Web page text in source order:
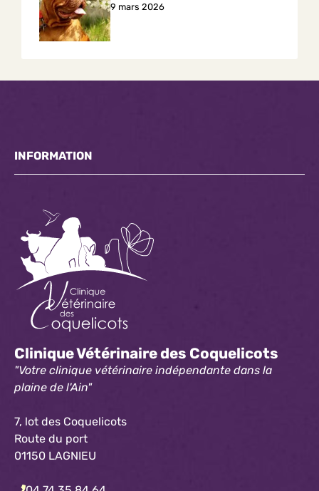
9 mars 2026
INFORMATION
Clinique Vétérinaire des Coquelicots
"Votre clinique vétérinaire indépendante dans la
plaine de l'Ain"
7, lot des Coquelicots
Route du port
01150 LAGNIEU